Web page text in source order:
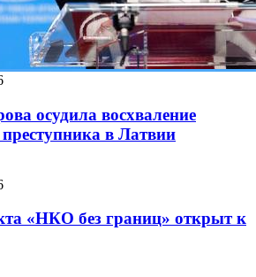
осудила восхваление
преступника в Латвии
«НКО без границ» открыт к